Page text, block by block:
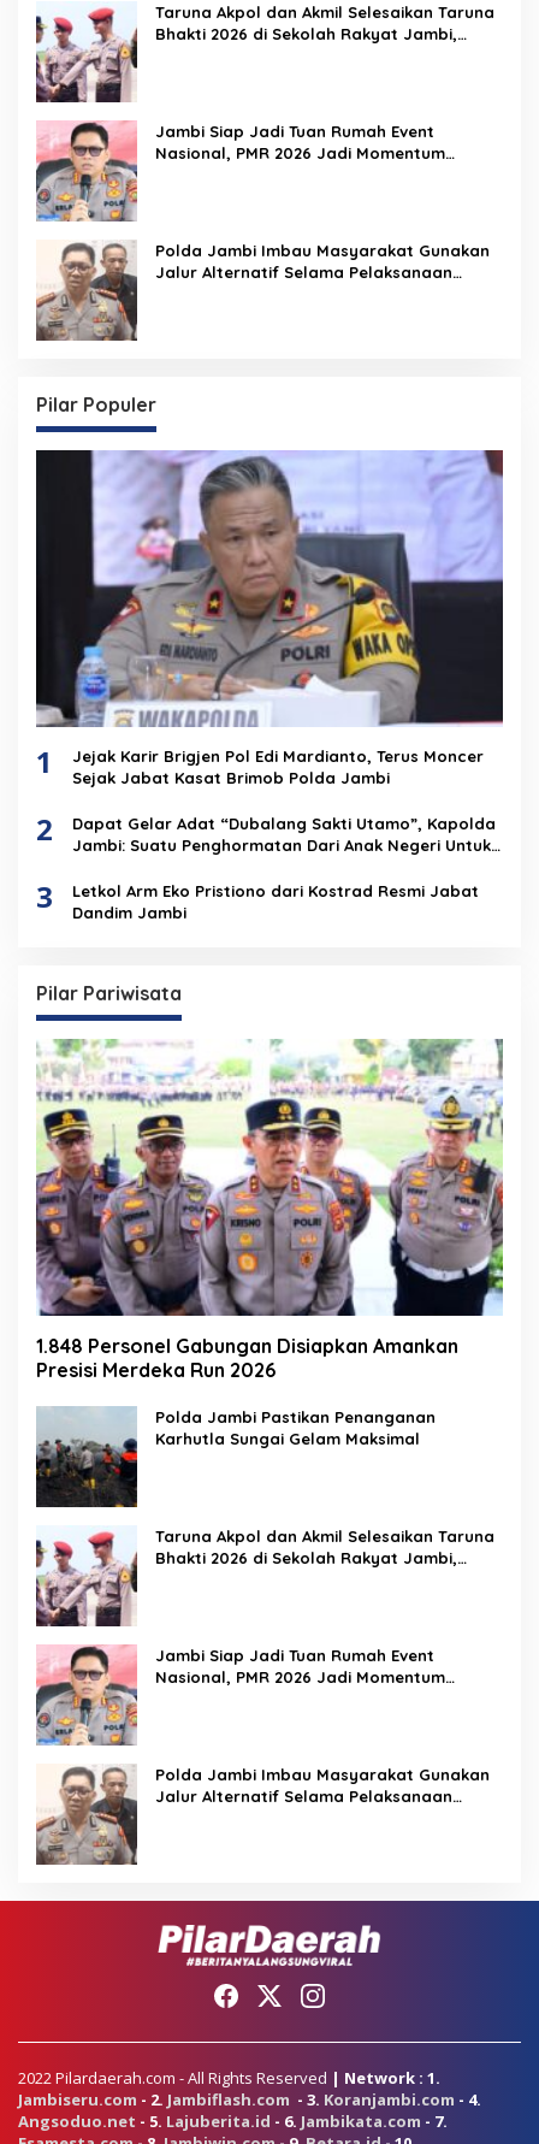
Taruna Akpol dan Akmil Selesaikan Taruna
Bhakti 2026 di Sekolah Rakyat Jambi,
Jambi Siap Jadi Tuan Rumah Event
Nasional, PMR 2026 Jadi Momentum
Polda Jambi Imbau Masyarakat Gunakan
Jalur Alternatif Selama Pelaksanaan
Pilar Populer
1
Jejak Karir Brigjen Pol Edi Mardianto, Terus Moncer
Sejak Jabat Kasat Brimob Polda Jambi
2
Dapat Gelar Adat “Dubalang Sakti Utamo”, Kapolda
Jambi: Suatu Penghormatan Dari Anak Negeri Untuk
3
Letkol Arm Eko Pristiono dari Kostrad Resmi Jabat
Dandim Jambi
Pilar Pariwisata
1.848 Personel Gabungan Disiapkan Amankan
Presisi Merdeka Run 2026
Polda Jambi Pastikan Penanganan
Karhutla Sungai Gelam Maksimal
Taruna Akpol dan Akmil Selesaikan Taruna
Bhakti 2026 di Sekolah Rakyat Jambi,
Jambi Siap Jadi Tuan Rumah Event
Nasional, PMR 2026 Jadi Momentum
Polda Jambi Imbau Masyarakat Gunakan
Jalur Alternatif Selama Pelaksanaan
2022 Pilardaerah.com - All Rights Reserved | Network : 1.
Jambiseru.com - 2. Jambiflash.com - 3. Koranjambi.com - 4.
Angsoduo.net - 5. Lajuberita.id - 6. Jambikata.com - 7.